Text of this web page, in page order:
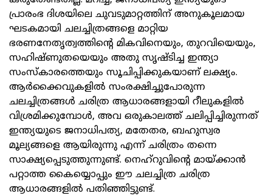
പ്രാരംഭ ദിശയിലെ ചുവടുമാറ്റത്തിന് അനുകൂലമായ
ഘടകമായി ചലച്ചിത്രങ്ങളെ മാറ്റിയ
ഭരണനേതൃത്വത്തിന്റെ മികവിനെയും, തുറവിയെയും,
സഹിഷ്ണുതയെയും അതു സൃഷ്ടിച്ച ഇന്ത്യാ
സംസ്‌കാരത്തെയും സൂചിപ്പിക്കുകയാണ് ലക്ഷ്യം.
ആര്‍ക്കൈവുകളില്‍ സംരക്ഷിച്ചുപോരുന്ന
ചലച്ചിത്രങ്ങള്‍ ചരിത്ര ആധാരങ്ങളായി റീലുകളില്‍
വിശ്രമിക്കുമ്പോള്‍, അവ ഒരുകാലത്ത് ചലിപ്പിച്ചിരുന്നത്
ഇന്ത്യയുടെ ജനാധിപത്യ, മതേതര, ബഹുസ്വര
മൂല്യങ്ങളെ ആയിരുന്നു എന്ന് ചരിത്രം തന്നെ
സാക്ഷ്യപ്പെടുത്തുന്നുണ്ട്. നെഹ്റുവിന്റെ മായ്ക്കാന്‍
പറ്റാത്ത കൈയ്യൊപ്പും ഈ ചലച്ചിത്ര ചരിത്ര
ആധാരങ്ങളില്‍ പതിഞ്ഞിട്ടുണ്ട്.